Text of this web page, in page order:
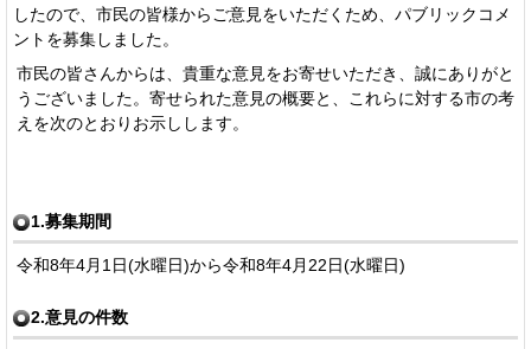
したので、市民の皆様からご意見をいただくため、パブリックコメ
ントを募集しました。
市民の皆さんからは、貴重な意見をお寄せいただき、誠にありがと
うございました。寄せられた意見の概要と、これらに対する市の考
えを次のとおりお示しします。
1.募集期間
令和8年4月1日(水曜日)から令和8年4月22日(水曜日)
2.意見の件数